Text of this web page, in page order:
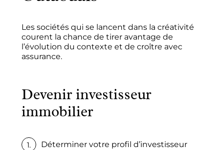
Les sociétés qui se lancent dans la créativité
courent la chance de tirer avantage de
l’évolution du contexte et de croître avec
assurance.
Devenir investisseur
immobilier
Déterminer votre profil d’investisseur